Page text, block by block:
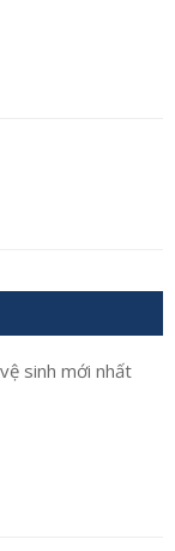
sinh mới nhất